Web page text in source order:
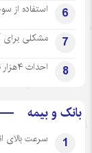
6 استفاده از
7 مشکلی برای
8 احداث ۴هزار نیروگاه خورشیدی همزمان با سفر رئیس جمهور به یزد
بانک و بیمه
1 سرعت بالای